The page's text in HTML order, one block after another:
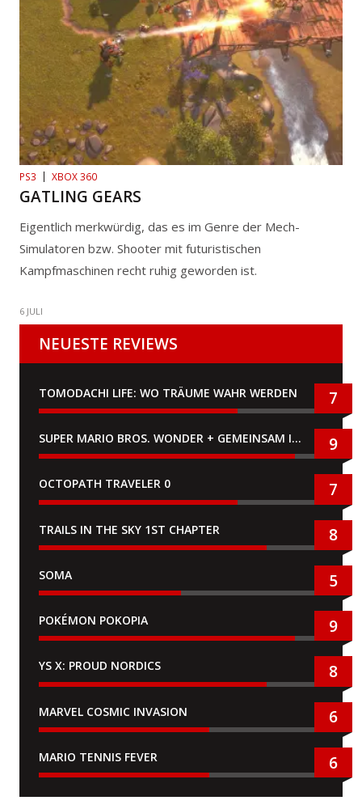
PS3 XBOX 360
GATLING GEARS
Eigentlich merkwürdig, das es im Genre der Mech-
Simulatoren bzw. Shooter mit futuristischen
Kampfmaschinen recht ruhig geworden ist.
6 JULI
NEUESTE REVIEWS
TOMODACHI LIFE: WO TRÄUME WAHR WERDEN 7
SUPER MARIO BROS. WONDER + GEMEINSAM IM BELLABEL-PARK 9
OCTOPATH TRAVELER 0 7
TRAILS IN THE SKY 1ST CHAPTER 8
SOMA 5
POKÉMON POKOPIA 9
YS X: PROUD NORDICS 8
MARVEL COSMIC INVASION 6
MARIO TENNIS FEVER 6